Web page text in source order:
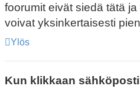
foorumit eivät siedä tätä
voivat yksinkertaisesti
Ylös
Kun klikkaan